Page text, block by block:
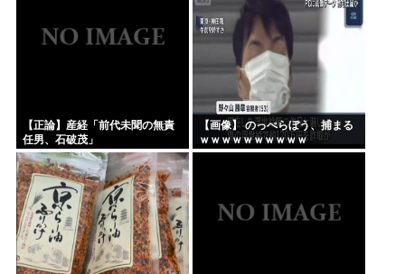
【正論】産経「前代未聞の無責
任男、石破茂」
【画像】 のっぺらぼう、捕まる
ｗｗｗｗｗｗｗｗｗｗ